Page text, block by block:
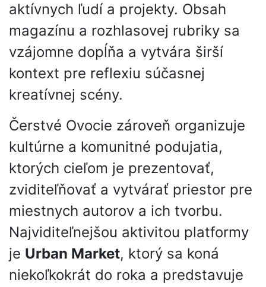
aktívnych ľudí a projekty. Obsah
magazínu a rozhlasovej rubriky sa
vzájomne dopĺňa a vytvára širší
kontext pre reflexiu súčasnej
kreatívnej scény.
Čerstvé Ovocie zároveň organizuje
kultúrne a komunitné podujatia,
ktorých cieľom je prezentovať,
zviditeľňovať a vytvárať priestor pre
miestnych autorov a ich tvorbu.
Najviditeľnejšou aktivitou platformy
je Urban Market, ktorý sa koná
niekoľkokrát do roka a predstavuje